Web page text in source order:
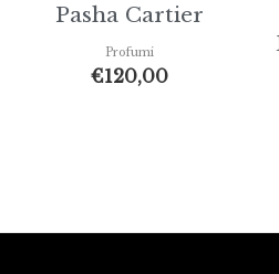
Pasha Cartier
Profumi
€120,00